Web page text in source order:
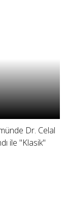
Dr. Celal
ile "Klasik"